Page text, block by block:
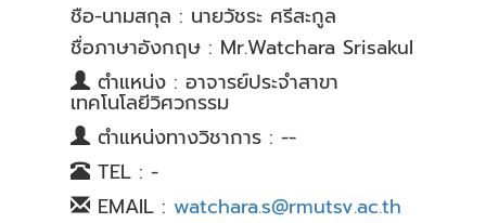
ชื่อ-นามสกุล : นายวัชระ ศรีสะกูล
ชื่อภาษาอังกฤษ : Mr.Watchara Srisakul
ตำแหน่ง : อาจารย์ประจำสาขา
เทคโนโลยีวิศวกรรม
ตำแหน่งทางวิชาการ : --
TEL : -
EMAIL : watchara.s@rmutsv.ac.th